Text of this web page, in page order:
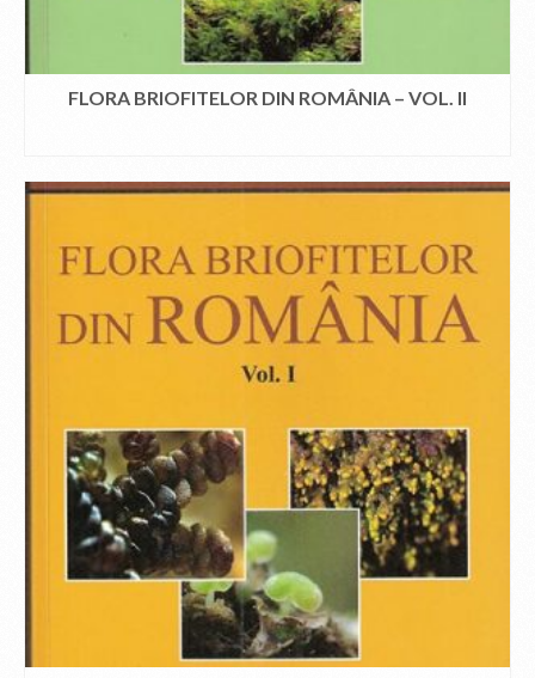
FLORA BRIOFITELOR DIN ROMÂNIA – VOL. II